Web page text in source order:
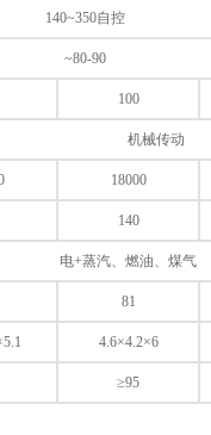
140~350自控
~80-90
100
机械传动
18000
140
电+蒸汽、燃油、煤气
81
4.6×4.2×6
≥95